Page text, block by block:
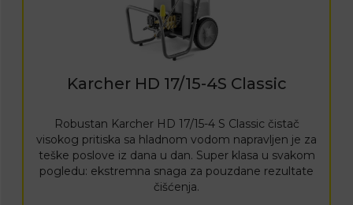
Karcher HD 17/15-4S Classic
Robustan Karcher HD 17/15-4 S Classic čistač
visokog pritiska sa hladnom vodom napravljen je za
teške poslove iz dana u dan. Super klasa u svakom
pogledu: ekstremna snaga za pouzdane rezultate
čišćenja.